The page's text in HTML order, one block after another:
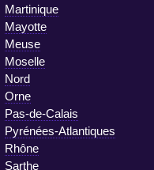
Martinique
Mayotte
Meuse
Moselle
Nord
Orne
Pas-de-Calais
Pyrénées-Atlantiques
Rhône
Sarthe